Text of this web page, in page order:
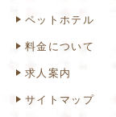
ペットホテル
料金について
求人案内
サイトマップ